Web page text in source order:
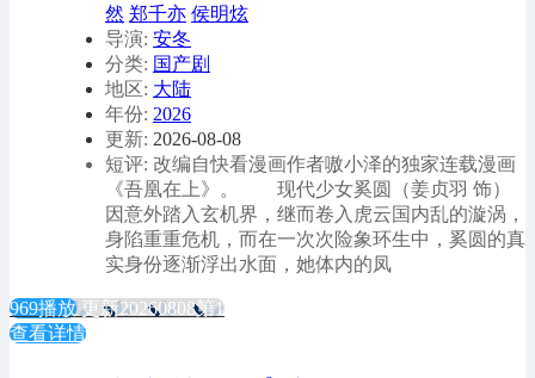
然 郑千亦 侯明炫
导演: 安冬
分类: 国产剧
地区: 大陆
年份: 2026
更新: 2026-08-08
短评: 改编自快看漫画作者嗷小泽的独家连载漫画
《吾凰在上》。 现代少女奚圆（姜贞羽 饰）
因意外踏入玄机界，继而卷入虎云国内乱的漩涡，
身陷重重危机，而在一次次险象环生中，奚圆的真
实身份逐渐浮出水面，她体内的凤
969播放 更新20260808第1
查看详情